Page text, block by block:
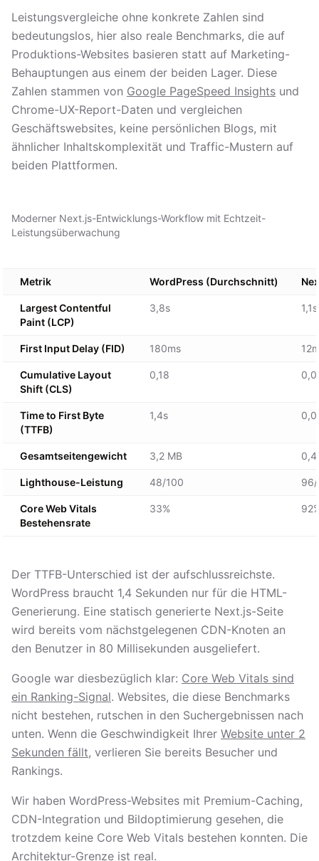
Leistungsvergleiche ohne konkrete Zahlen sind
bedeutungslos, hier also reale Benchmarks, die auf
Produktions-Websites basieren statt auf Marketing-
Behauptungen aus einem der beiden Lager. Diese
Zahlen stammen von Google PageSpeed Insights und
Chrome-UX-Report-Daten und vergleichen
Geschäftswebsites, keine persönlichen Blogs, mit
ähnlicher Inhaltskomplexität und Traffic-Mustern auf
beiden Plattformen.
Moderner Next.js-Entwicklungs-Workflow mit Echtzeit-
Leistungsüberwachung
Metrik WordPress (Durchschnitt)
Largest Contentful
Paint (LCP)
3,8s 1,1s
First Input Delay (FID) 180ms
Cumulative Layout
Shift (CLS)
0,18
Time to First Byte
(TTFB)
1,4s
Gesamtseitengewicht 3,2 MB 0,4
Lighthouse-Leistung 48/100
Core Web Vitals
Bestehensrate
33%
Der TTFB-Unterschied ist der aufschlussreichste.
WordPress braucht 1,4 Sekunden nur für die HTML-
Generierung. Eine statisch generierte Next.js-Seite
wird bereits vom nächstgelegenen CDN-Knoten an
den Benutzer in 80 Millisekunden ausgeliefert.
Google war diesbezüglich klar: Core Web Vitals sind
ein Ranking-Signal. Websites, die diese Benchmarks
nicht bestehen, rutschen in den Suchergebnissen nach
unten. Wenn die Geschwindigkeit Ihrer Website unter 2
Sekunden fällt, verlieren Sie bereits Besucher und
Rankings.
Wir haben WordPress-Websites mit Premium-Caching,
CDN-Integration und Bildoptimierung gesehen, die
trotzdem keine Core Web Vitals bestehen konnten. Die
Architektur-Grenze ist real.